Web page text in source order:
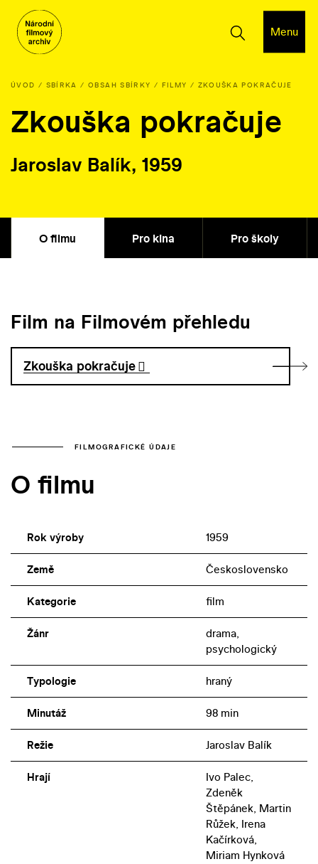
Menu
ÚVOD SBÍRKA OBSAH SBÍRKY FILMY ZKOUŠKA POKRAČUJE
Zkouška pokračuje
Jaroslav Balík, 1959
O filmu Pro kina Pro školy
Film na Filmovém přehledu
Zkouška pokračuje
FILMOGRAFICKÉ ÚDAJE
O filmu
Rok výroby 1959
Země Československo
Kategorie film
Žánr
drama,
psychologický
Typologie hraný
Minutáž 98 min
Režie Jaroslav Balík
Hrají
Ivo Palec,
Zdeněk
Štěpánek, Martin
Růžek, Irena
Kačírková,
Miriam Hynková